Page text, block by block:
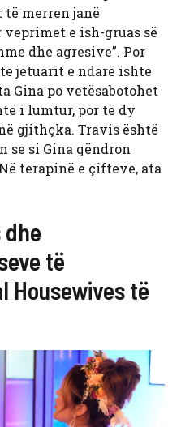
të merren janë
e ish-gruas së
dhe agresive”. Por
jetuarit e ndarë ishte
Gina po vetësabotohet
i lumtur, por të dy
gjithçka. Travis është
se si Gina qëndron
terapinë e çifteve, ata
të
Housewives të